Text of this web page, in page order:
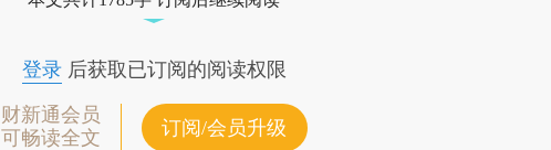
登录后获取已订阅的阅读权限
财新通会员
可畅读全文
订阅/会员升级